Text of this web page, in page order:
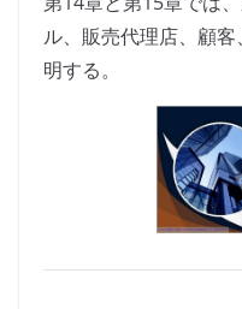
ル、販売代理店、顧
明する。